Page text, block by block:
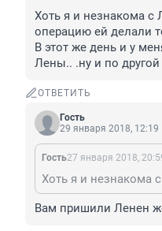
Хоть я и незнакома с
операцию ей делали
В этот же день и у
Лены.. .ну и по другой
ОТВЕТИТЬ
Гость
29 января 2018, 12:19
Гость27 января 2018,
Вам пришили Ленен